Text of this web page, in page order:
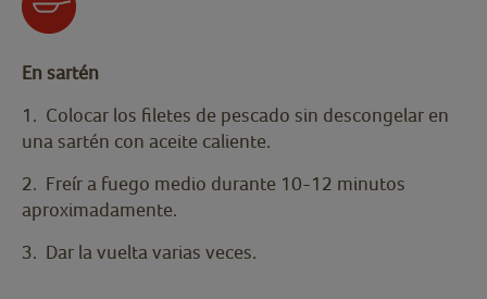
En sartén
1. Colocar los filetes de pescado sin descongelar en
una sartén con aceite caliente.
2. Freír a fuego medio durante 10-12 minutos
aproximadamente.
3. Dar la vuelta varias veces.